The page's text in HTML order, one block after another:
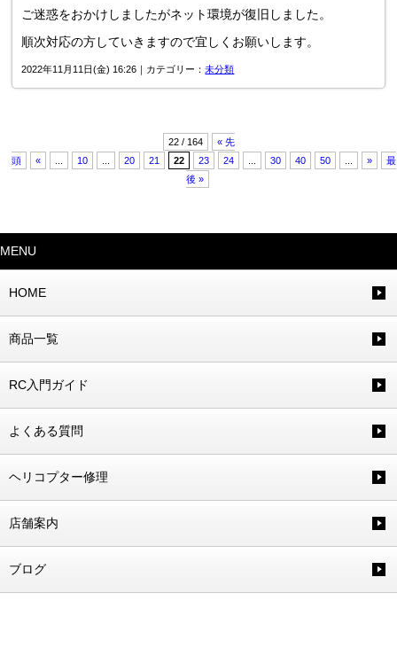
ご迷惑をおかけしましたがネット環境が復旧しました。
順次対応の方していきますので宜しくお願いします。
2022年11月11日(金) 16:26｜カテゴリー：未分類
22 / 164
« 先
頭
« 10 20 21 22 23 24 30 40 50 »
最
後 »
MENU
HOME
商品一覧
RC入門ガイド
よくある質問
ヘリコプター修理
店舗案内
ブログ